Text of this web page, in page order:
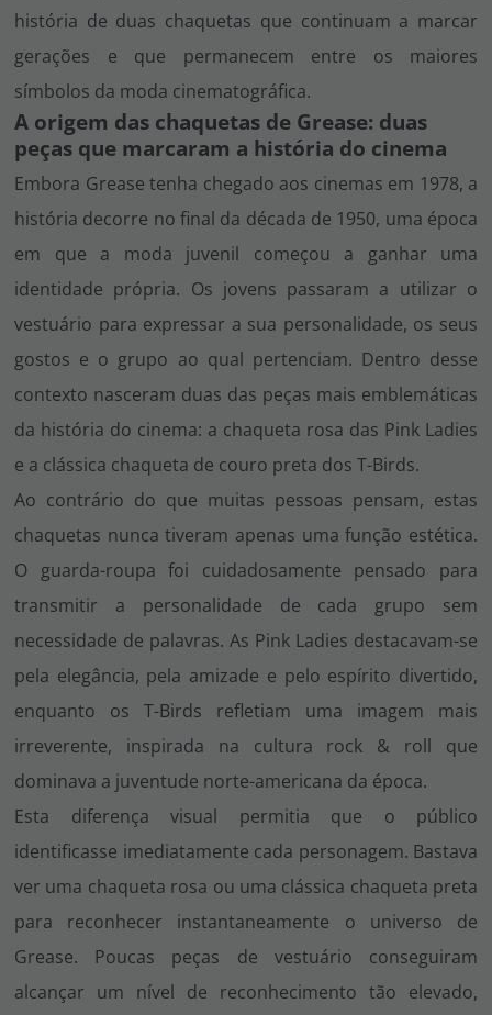
história de duas chaquetas que continuam a marcar
gerações e que permanecem entre os maiores
símbolos da moda cinematográfica.
A origem das chaquetas de Grease: duas
peças que marcaram a história do cinema
Embora Grease tenha chegado aos cinemas em 1978, a
história decorre no final da década de 1950, uma época
em que a moda juvenil começou a ganhar uma
identidade própria. Os jovens passaram a utilizar o
vestuário para expressar a sua personalidade, os seus
gostos e o grupo ao qual pertenciam. Dentro desse
contexto nasceram duas das peças mais emblemáticas
da história do cinema: a chaqueta rosa das Pink Ladies
e a clássica chaqueta de couro preta dos T-Birds.
Ao contrário do que muitas pessoas pensam, estas
chaquetas nunca tiveram apenas uma função estética.
O guarda-roupa foi cuidadosamente pensado para
transmitir a personalidade de cada grupo sem
necessidade de palavras. As Pink Ladies destacavam-se
pela elegância, pela amizade e pelo espírito divertido,
enquanto os T-Birds refletiam uma imagem mais
irreverente, inspirada na cultura rock & roll que
dominava a juventude norte-americana da época.
Esta diferença visual permitia que o público
identificasse imediatamente cada personagem. Bastava
ver uma chaqueta rosa ou uma clássica chaqueta preta
para reconhecer instantaneamente o universo de
Grease. Poucas peças de vestuário conseguiram
alcançar um nível de reconhecimento tão elevado,